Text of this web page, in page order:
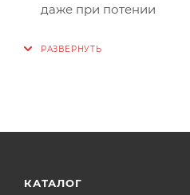
даже при потении
необходимости
Декоративная
КАТАЛОГ